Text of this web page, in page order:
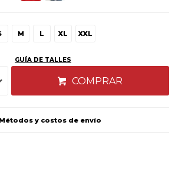
M L XL XXL
GUÍA DE TALLES
COMPRAR
Métodos y costos de envío